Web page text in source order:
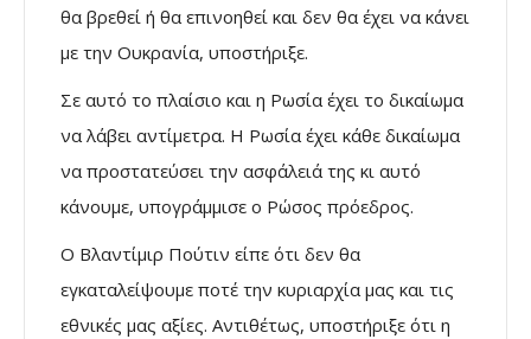
θα βρεθεί ή θα επινοηθεί και δεν θα έχει να κάνει
με την Ουκρανία, υποστήριξε.
Σε αυτό το πλαίσιο και η Ρωσία έχει το δικαίωμα
να λάβει αντίμετρα. Η Ρωσία έχει κάθε δικαίωμα
να προστατεύσει την ασφάλειά της κι αυτό
κάνουμε, υπογράμμισε ο Ρώσος πρόεδρος.
Ο Βλαντίμιρ Πούτιν είπε ότι δεν θα
εγκαταλείψουμε ποτέ την κυριαρχία μας και τις
εθνικές μας αξίες. Αντιθέτως, υποστήριξε ότι η